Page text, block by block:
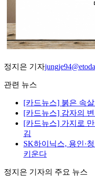
정지은 기자
관련 뉴스
[카드뉴스] 붉은 속
[카드뉴스] 감자의
[카드뉴스] 가지로
김
SK하이닉스, 용인·
키운다
정지은 기자의 주요 뉴스